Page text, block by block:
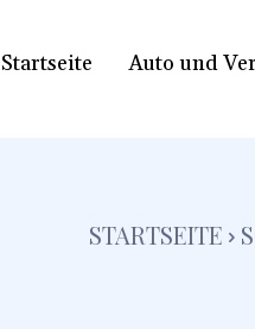
Startseite Auto und
STARTSEITE